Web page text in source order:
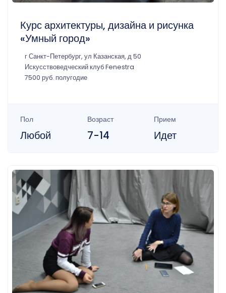
Курс архитектуры, дизайна и рисунка
«Умный город»
г Санкт-Петербург, ул Казанская, д 50
Искусствоведческий клуб Fenestra
7500 руб. полугодие
Пол
Любой
Возраст
7-14
Прием
Идет